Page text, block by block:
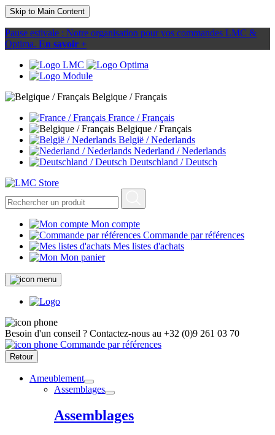
Skip to Main Content
Pause estivale : Notre organisation pour vos commandes LMC &
Optima. En savoir +
Belgique / Français
France / Français
Belgique / Français
België / Nederlands
Nederland / Nederlands
Deutschland / Deutsch
Mon compte
Commande par références
Mes listes d'achats
Mon panier
Besoin d'un conseil ? Contactez-nous au +32 (0)9 261 03 70
Commande par références
Retour
Ameublement
Assemblages
Assemblages